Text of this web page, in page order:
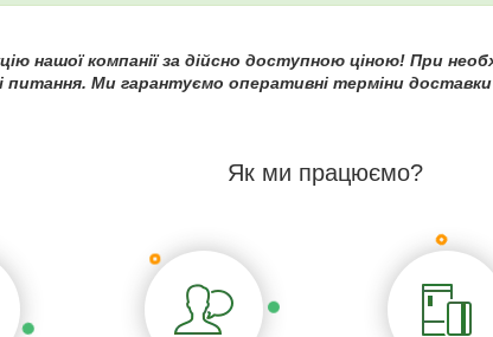
нашої компанії за дійсно доступною ціною! При
питання. Ми гарантуємо оперативні терміни доставки
Як ми працюємо?